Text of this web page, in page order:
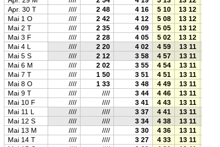
Apr. 30 T
//// 2 48 4 16 5 10 13 12
Mai 1 O
//// 2 42 4 12 5 08 13 12
Mai 2 T
//// 2 35 4 09 5 05 13 12
Mai 3 F
//// 2 28 4 05 5 02 13 12
Mai 4 L
//// 2 20 4 02 4 59 13 11
Mai 5 S
//// 2 12 3 58 4 57 13 11
Mai 6 M
//// 2 02 3 55 4 54 13 11
Mai 7 T
//// 1 50 3 51 4 51 13 11
Mai 8 O
//// 1 33 3 48 4 49 13 11
Mai 9 T
//// //// 3 44 4 46 13 11
Mai 10 F
//// //// 3 41 4 43 13 11
Mai 11 L
//// //// 3 37 4 41 13 11
Mai 12 S
//// //// 3 34 4 38 13 11
Mai 13 M
//// //// 3 30 4 36 13 11
Mai 14 T
//// //// 3 27 4 33 13 11